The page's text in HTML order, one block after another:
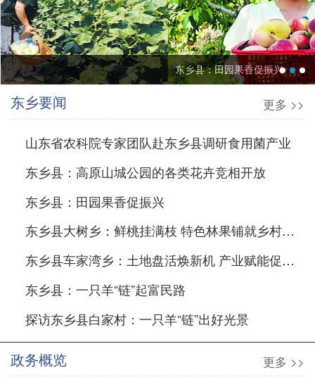
东乡县：田园果香促振兴
东乡要闻 更多 >>
山东省农科院专家团队赴东乡县调研食用菌产业
东乡县：高原山城公园的各类花卉竞相开放
东乡县：田园果香促振兴
东乡县大树乡：鲜桃挂满枝 特色林果铺就乡村增收路
东乡县车家湾乡：土地盘活焕新机 产业赋能促增收
东乡县：一只羊“链”起富民路
探访东乡县白家村：一只羊“链”出好光景
政务概览 更多 >>